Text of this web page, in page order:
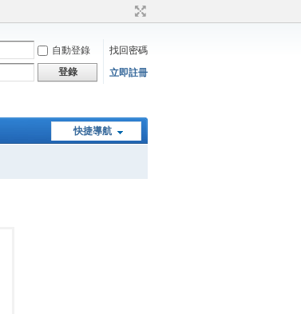
自動登錄
找回密碼
登錄 立即註冊
快捷導航